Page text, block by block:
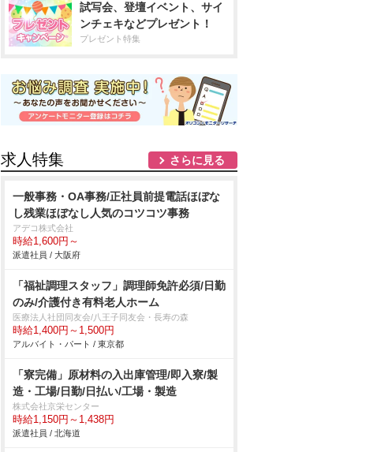
試写会、登壇イベント、サイ
ンチェキなどプレゼント！
プレゼント特集
求人特集 さらに見る
一般事務・OA事務/正社員前提電話ほぼな
し残業ほぼなし人気のコツコツ事務
アデコ株式会社
時給1,600円～
派遣社員 / 大阪府
「福祉調理スタッフ」調理師免許必須/日勤
のみ/介護付き有料老人ホーム
医療法人社団同友会/八王子同友会・長寿の森
時給1,400円～1,500円
アルバイト・パート / 東京都
「寮完備」原材料の入出庫管理/即入寮/製
造・工場/日勤/日払い/工場・製造
株式会社京栄センター
時給1,150円～1,438円
派遣社員 / 北海道